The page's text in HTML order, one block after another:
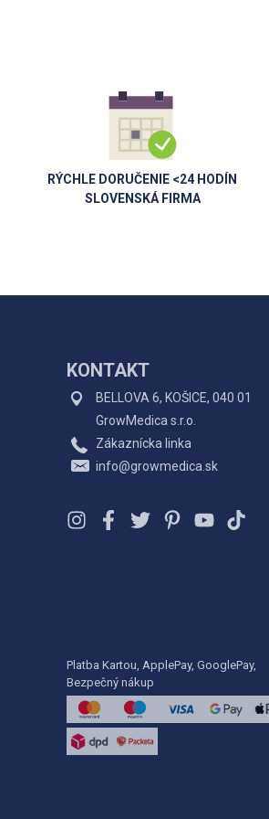
RÝCHLE DORUČENIE <24 HODÍN
SLOVENSKÁ FIRMA
KONTAKT
BELLOVA 6, KOŠICE, 040 01
GrowMedica s.r.o.
Zákaznícka linka
info@growmedica.sk
Platba Kartou, ApplePay, GooglePay,
Bezpečný nákup